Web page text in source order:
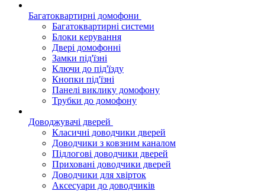
Багатоквартирні домофони
Багатоквартирні системи
Блоки керування
Двері домофонні
Замки під'їзні
Ключи до під'їзду
Кнопки під'їзні
Панелі виклику домофону
Трубки до домофону
Доводжувачі дверей
Класичні доводчики дверей
Доводчики з ковзним каналом
Підлогові доводчики дверей
Приховані доводчики дверей
Доводчики для хвірток
Аксесуари до доводчиків